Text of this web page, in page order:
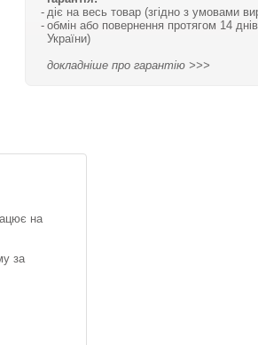
діє на весь товар (згідно з умовами
обмін або повернення протягом 14
України)
докладніше про гарантію >>>
на
за